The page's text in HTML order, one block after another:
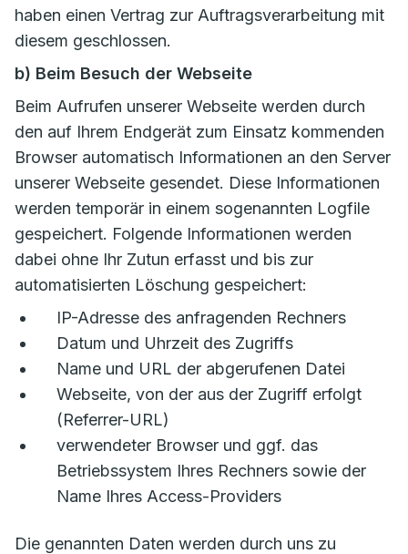
haben einen Vertrag zur Auftragsverarbeitung mit
diesem geschlossen.
b) Beim Besuch der Webseite
Beim Aufrufen unserer Webseite werden durch
den auf Ihrem Endgerät zum Einsatz kommenden
Browser automatisch Informationen an den Server
unserer Webseite gesendet. Diese Informationen
werden temporär in einem sogenannten Logfile
gespeichert. Folgende Informationen werden
dabei ohne Ihr Zutun erfasst und bis zur
automatisierten Löschung gespeichert:
IP-Adresse des anfragenden Rechners
Datum und Uhrzeit des Zugriffs
Name und URL der abgerufenen Datei
Webseite, von der aus der Zugriff erfolgt
(Referrer-URL)
verwendeter Browser und ggf. das
Betriebssystem Ihres Rechners sowie der
Name Ihres Access-Providers
Die genannten Daten werden durch uns zu